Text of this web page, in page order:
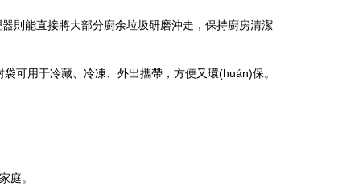
則能直接將大部分廚余垃圾研磨沖走，保持廚房清潔
可用于冷藏、冷凍、外出攜帶，方便又環(huán)保。
庭。